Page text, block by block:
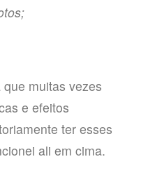
muitas vezes
e efeitos
ter esses
ali em cima.